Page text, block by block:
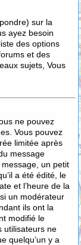
sur la
ayez besoin
des options
et des
sujets, Vous
ne pouvez
Vous pouvez
limitée après
message
un petit
a été édité, le
et l’heure de la
un modérateur
ils ont la
modifié le
utilisateurs ne
quelqu’un y a